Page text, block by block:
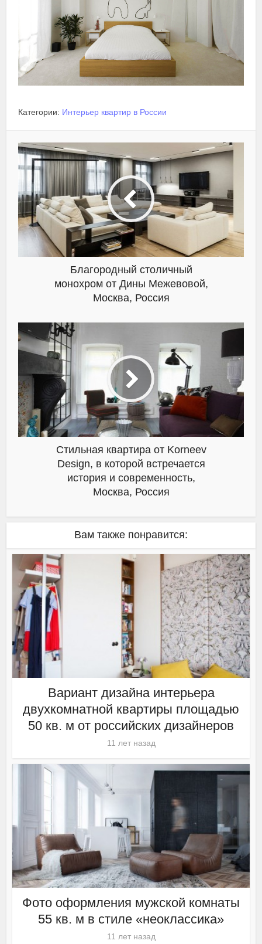
Категории: Интерьер квартир в России
Благородный столичный
монохром от Дины Межевовой,
Москва, Россия
Стильная квартира от Korneev
Design, в которой встречается
история и современность,
Москва, Россия
Вам также понравится:
Вариант дизайна интерьера
двухкомнатной квартиры площадью
50 кв. м от российских дизайнеров
11 лет назад
Фото оформления мужской комнаты
55 кв. м в стиле «неоклассика»
11 лет назад